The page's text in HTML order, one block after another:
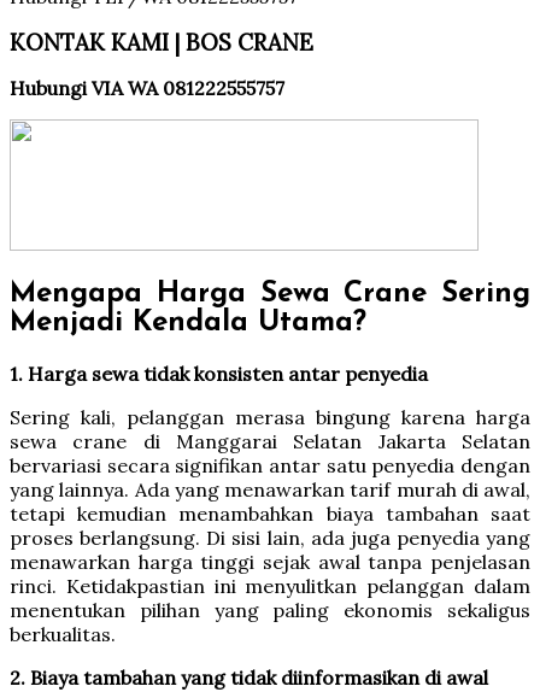
KONTAK KAMI | BOS CRANE
Hubungi VIA WA 081222555757
Mengapa Harga Sewa Crane Sering
Menjadi Kendala Utama?
1. Harga sewa tidak konsisten antar penyedia
Sering kali, pelanggan merasa bingung karena harga
sewa crane di Manggarai Selatan Jakarta Selatan
bervariasi secara signifikan antar satu penyedia dengan
yang lainnya. Ada yang menawarkan tarif murah di awal,
tetapi kemudian menambahkan biaya tambahan saat
proses berlangsung. Di sisi lain, ada juga penyedia yang
menawarkan harga tinggi sejak awal tanpa penjelasan
rinci. Ketidakpastian ini menyulitkan pelanggan dalam
menentukan pilihan yang paling ekonomis sekaligus
berkualitas.
2. Biaya tambahan yang tidak diinformasikan di awal